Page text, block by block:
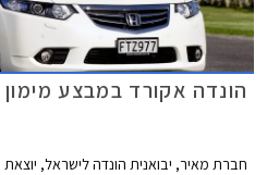
הונדה אקורד במבצע
חברת מאיר, יבואנית הונדה לישראל,